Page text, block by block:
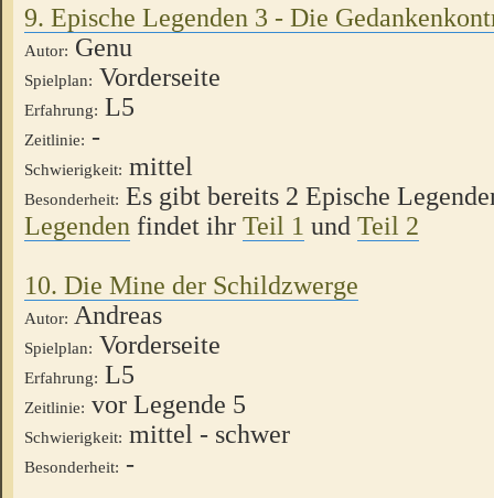
9. Epische Legenden 3 - Die
Autor: Genu
Spielplan: Vorderseite
Erfahrung: L5
Zeitlinie: -
Schwierigkeit: mittel
Besonderheit: Es gibt bereits 2 Epische
Legenden findet ihr Teil 1 und Teil 2
10. Die Mine der Schildzwerge
Autor: Andreas
Spielplan: Vorderseite
Erfahrung: L5
Zeitlinie: vor Legende 5
Schwierigkeit: mittel - schwer
Besonderheit: -